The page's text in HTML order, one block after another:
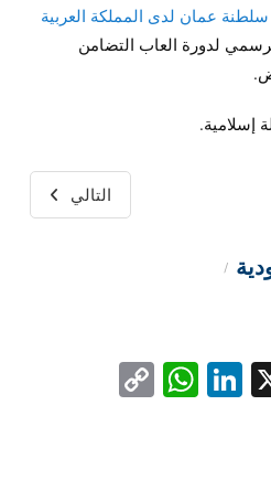
عمان لدى المملكة العربية
لدورة العاب التضامن
التالي
/
X
LinkedIn
WhatsApp
Copy